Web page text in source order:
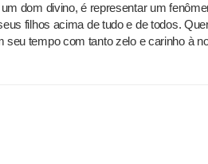
dom divino, é representar um
filhos acima de tudo e de todos.
seu tempo com tanto zelo e carinho à